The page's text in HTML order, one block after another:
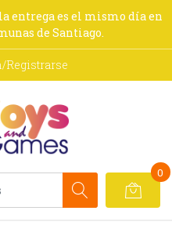
entrega es el mismo día en
de Santiago.
0